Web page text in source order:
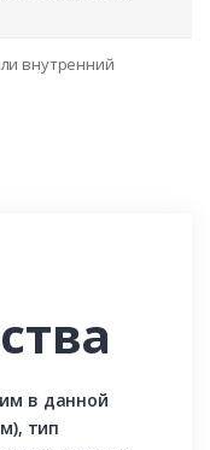
внутренний
в данной
тип